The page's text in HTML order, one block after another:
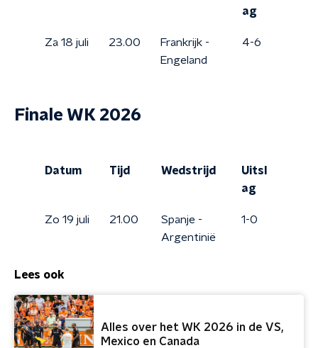
ag
Za 18 juli 23.00
Frankrijk -
Engeland
4-6
Finale WK 2026
Datum Tijd Wedstrijd
Uitsl
ag
Zo 19 juli 21.00
Spanje -
Argentinië
1-0
Lees ook
Alles over het WK 2026 in de VS,
Mexico en Canada